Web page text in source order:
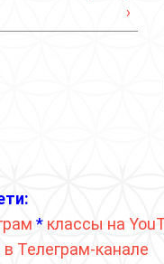
›
* классы на
в Телеграм-канале